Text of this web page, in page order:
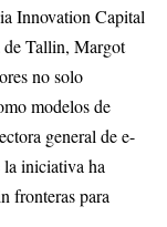
Innovation Capital
de Tallin, Margot
no solo
modelos de
general de e-
iniciativa ha
fronteras para